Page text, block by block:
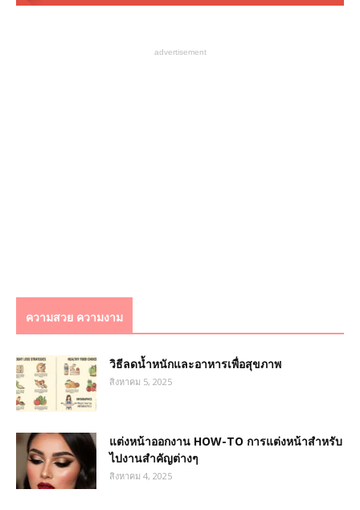
advertisement
ความสวย ความงาม
วิธีลดน้ำหนักและอาหารเพื่อสุขภาพ
สิงหาคม 5, 2025
แต่งหน้าออกงาน HOW-TO การแต่งหน้าสำหรับ
ไปงานสำคัญต่างๆ
สิงหาคม 4, 2025